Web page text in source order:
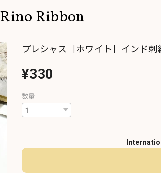
Rino Ribbon
プレシャス［ホワイト］インド
¥330
数量